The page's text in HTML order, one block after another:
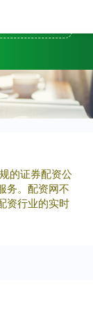
的证券配资公
务。配资网不
资行业的实时